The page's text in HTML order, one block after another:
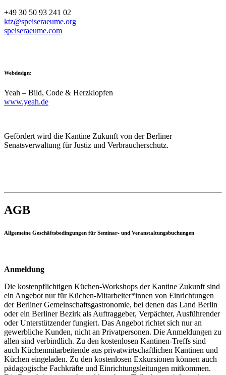
+49 30 50 93 241 02
ktz@speiseraeume.org
speiseraeume.com
Webdesign:
Yeah – Bild, Code & Herzklopfen
www.yeah.de
Gefördert wird die Kantine Zukunft von der Berliner
Senatsverwaltung für Justiz und Verbraucherschutz.
AGB
Allgemeine Geschäftsbedingungen für Seminar- und Veranstaltungsbuchungen
Anmeldung
Die kostenpflichtigen Küchen-Workshops der Kantine Zukunft sind
ein Angebot nur für Küchen-Mitarbeiter*innen von Einrichtungen
der Berliner Gemeinschaftsgastronomie, bei denen das Land Berlin
oder ein Berliner Bezirk als Auftraggeber, Verpächter, Ausführender
oder Unterstützender fungiert. Das Angebot richtet sich nur an
gewerbliche Kunden, nicht an Privatpersonen. Die Anmeldungen zu
allen sind verbindlich. Zu den kostenlosen Kantinen-Treffs sind
auch Küchenmitarbeitende aus privatwirtschaftlichen Kantinen und
Küchen eingeladen. Zu den kostenlosen Exkursionen können auch
pädagogische Fachkräfte und Einrichtungsleitungen mitkommen.